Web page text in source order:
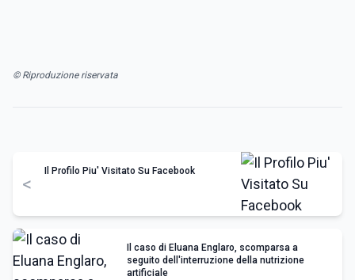
© Riproduzione riservata
<
Il Profilo Piu' Visitato Su Facebook
Il caso di Eluana Englaro, scomparsa a
seguito dell'interruzione della nutrizione
artificiale